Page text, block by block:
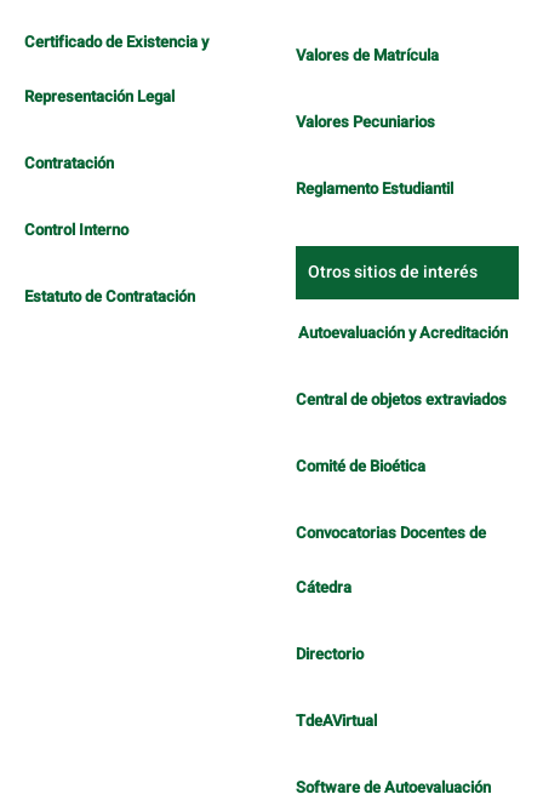
Certificado de Existencia y
Representación Legal
Contratación
Control Interno
Estatuto de Contratación
Valores de Matrícula
Valores Pecuniarios
Reglamento Estudiantil
Otros sitios de interés
Autoevaluación y Acreditación
Central de objetos extraviados
Comité de Bioética
Convocatorias Docentes de
Cátedra
Directorio
TdeAVirtual
Software de Autoevaluación